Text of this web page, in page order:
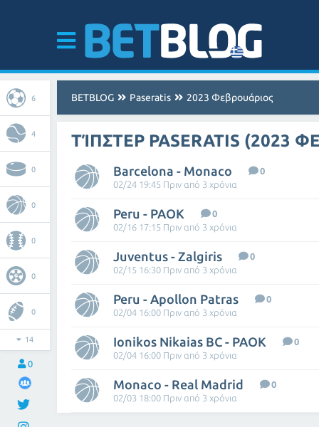
6
4
0
0
0
0
0
14
0
BETBLOG Paseratis 2023 Φεβρουάριος
ΤΊΠΣΤΕΡ PASERATIS (2023
Barcelona - Monaco
0
02/24 19:45 Πριν από 3 χρόνια
Peru - PAOK
0
02/16 17:15 Πριν από 3 χρόνια
Juventus - Zalgiris
0
02/15 16:30 Πριν από 3 χρόνια
Peru - Apollon Patras
0
02/04 16:00 Πριν από 3 χρόνια
Ionikos Nikaias BC - PAOK
0
02/04 16:00 Πριν από 3 χρόνια
Monaco - Real Madrid
0
02/03 18:00 Πριν από 3 χρόνια